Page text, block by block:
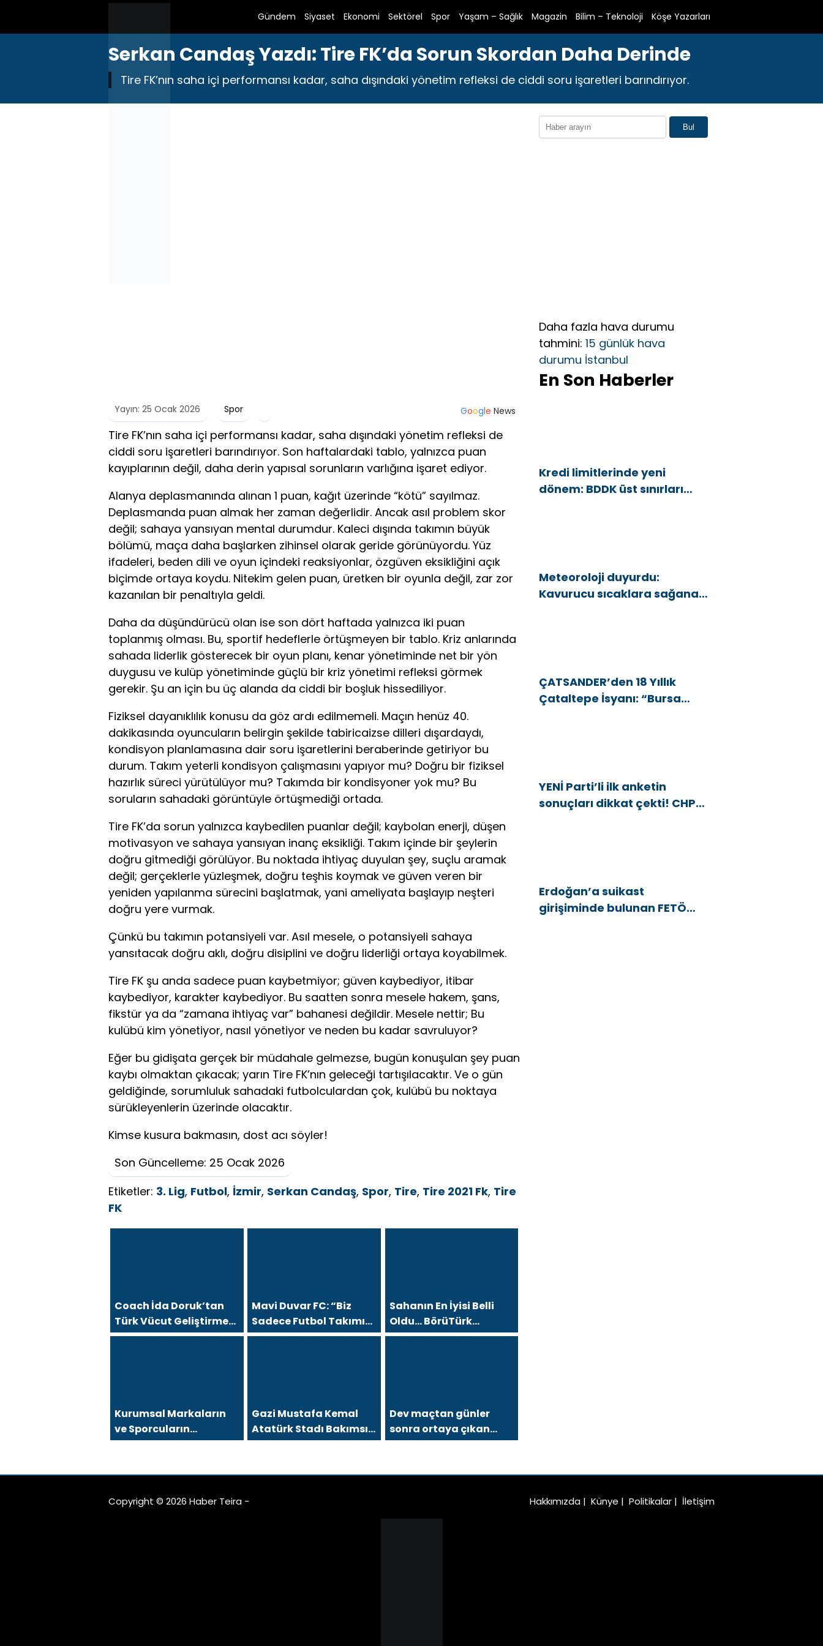
Gündem Siyaset Ekonomi Sektörel Spor Yaşam – Sağlık Magazin Bilim – Teknoloji Köşe Yazarları
Serkan Candaş Yazdı: Tire FK’da Sorun Skordan Daha Derinde
Tire FK’nın saha içi performansı kadar, saha dışındaki yönetim refleksi de ciddi soru işaretleri barındırıyor.
Yayın: 25 Ocak 2026 Spor Google News
Tire FK’nın saha içi performansı kadar, saha dışındaki yönetim refleksi de
ciddi soru işaretleri barındırıyor. Son haftalardaki tablo, yalnızca puan
kayıplarının değil, daha derin yapısal sorunların varlığına işaret ediyor.
Alanya deplasmanında alınan 1 puan, kağıt üzerinde “kötü” sayılmaz.
Deplasmanda puan almak her zaman değerlidir. Ancak asıl problem skor
değil; sahaya yansıyan mental durumdur. Kaleci dışında takımın büyük
bölümü, maça daha başlarken zihinsel olarak geride görünüyordu. Yüz
ifadeleri, beden dili ve oyun içindeki reaksiyonlar, özgüven eksikliğini açık
biçimde ortaya koydu. Nitekim gelen puan, üretken bir oyunla değil, zar zor
kazanılan bir penaltıyla geldi.
Daha da düşündürücü olan ise son dört haftada yalnızca iki puan
toplanmış olması. Bu, sportif hedeflerle örtüşmeyen bir tablo. Kriz anlarında
sahada liderlik gösterecek bir oyun planı, kenar yönetiminde net bir yön
duygusu ve kulüp yönetiminde güçlü bir kriz yönetimi refleksi görmek
gerekir. Şu an için bu üç alanda da ciddi bir boşluk hissediliyor.
Fiziksel dayanıklılık konusu da göz ardı edilmemeli. Maçın henüz 40.
dakikasında oyuncuların belirgin şekilde tabiricaizse dilleri dışardaydı,
kondisyon planlamasına dair soru işaretlerini beraberinde getiriyor bu
durum. Takım yeterli kondisyon çalışmasını yapıyor mu? Doğru bir fiziksel
hazırlık süreci yürütülüyor mu? Takımda bir kondisyoner yok mu? Bu
soruların sahadaki görüntüyle örtüşmediği ortada.
Tire FK’da sorun yalnızca kaybedilen puanlar değil; kaybolan enerji, düşen
motivasyon ve sahaya yansıyan inanç eksikliği. Takım içinde bir şeylerin
doğru gitmediği görülüyor. Bu noktada ihtiyaç duyulan şey, suçlu aramak
değil; gerçeklerle yüzleşmek, doğru teşhis koymak ve güven veren bir
yeniden yapılanma sürecini başlatmak, yani ameliyata başlayıp neşteri
doğru yere vurmak.
Çünkü bu takımın potansiyeli var. Asıl mesele, o potansiyeli sahaya
yansıtacak doğru aklı, doğru disiplini ve doğru liderliği ortaya koyabilmek.
Tire FK şu anda sadece puan kaybetmiyor; güven kaybediyor, itibar
kaybediyor, karakter kaybediyor. Bu saatten sonra mesele hakem, şans,
fikstür ya da “zamana ihtiyaç var” bahanesi değildir. Mesele nettir; Bu
kulübü kim yönetiyor, nasıl yönetiyor ve neden bu kadar savruluyor?
Eğer bu gidişata gerçek bir müdahale gelmezse, bugün konuşulan şey puan
kaybı olmaktan çıkacak; yarın Tire FK’nın geleceği tartışılacaktır. Ve o gün
geldiğinde, sorumluluk sahadaki futbolculardan çok, kulübü bu noktaya
sürükleyenlerin üzerinde olacaktır.
Kimse kusura bakmasın, dost acı söyler!
Son Güncelleme: 25 Ocak 2026
Etiketler: 3. Lig, Futbol, İzmir, Serkan Candaş, Spor, Tire, Tire 2021 Fk, Tire
FK
Coach İda Doruk’tan
Türk Vücut Geliştirme
Tarinine Damga Vuran
Mavi Duvar FC: “Biz
Sadece Futbol Takımı
Değil, Büyük Bir Aileyiz”
Sahanın En İyisi Belli
Oldu… BörüTürk
Medya’dan Sezon
Kurumsal Markaların
ve Sporcuların
Arkasındaki Güçlü İsim:
Gazi Mustafa Kemal
Atatürk Stadı Bakımsız
mı Kaldı?
Dev maçtan günler
sonra ortaya çıkan
görüntü
Bul
Daha fazla hava durumu
tahmini: 15 günlük hava
durumu İstanbul
En Son Haberler
Kredi limitlerinde yeni
dönem: BDDK üst sınırları
Meteoroloji duyurdu:
Kavurucu sıcaklara sağanak
ÇATSANDER’den 18 Yıllık
Çataltepe İsyanı: “Bursa
YENİ Parti’li ilk anketin
sonuçları dikkat çekti! CHP
Erdoğan’a suikast
girişiminde bulunan FETÖ
Copyright © 2026 Haber Teira - Hakkımızda | Künye | Politikalar | İletişim